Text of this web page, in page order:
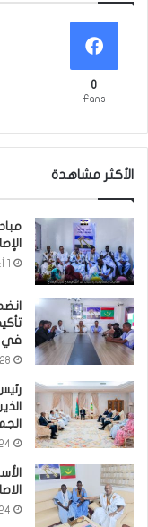
0
Fans
الأكثر مشاهدة
في
28 يوليو، 2026
24 يوليو، 2026
24 يوليو، 2026